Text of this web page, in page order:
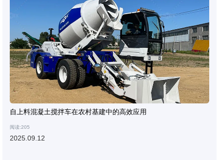
自上料混凝土搅拌车在农村基建中的高效应用
阅读:205
2025.09.12